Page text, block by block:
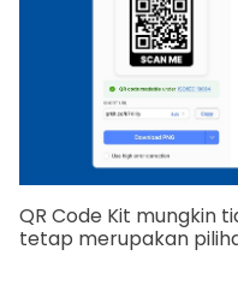
QR Code Kit mungkin
tetap merupakan